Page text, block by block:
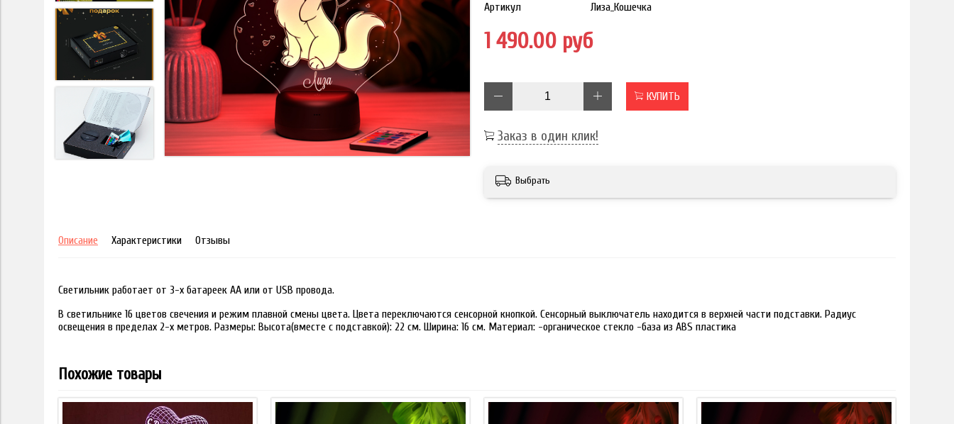
Артикул Лиза_Кошечка
1 490.00 руб
КУПИТЬ
Заказ в один клик!
Выбрать
Описание Характеристики Отзывы
Светильник работает от 3-х батареек АА или от USB провода.
В светильнике 16 цветов свечения и режим плавной смены цвета. Цвета переключаются сенсорной кнопкой. Сенсорный выключатель находится в верхней части подставки. Радиус
освещения в пределах 2-х метров. Размеры: Высота(вместе с подставкой): 22 см. Ширина: 16 см. Материал: -органическое стекло -база из ABS пластика
Похожие товары